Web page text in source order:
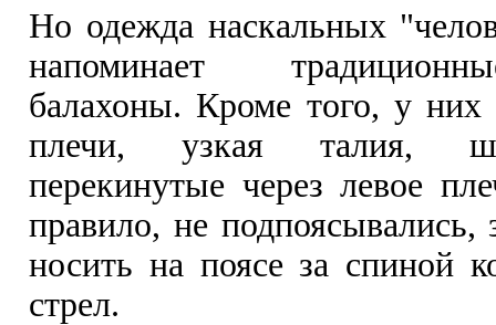
Но одежда наскальных
напоминает
балахоны. Кроме того, у
плечи, узкая талия,
перекинутые через левое
правило, не подпоясывались,
носить на поясе за спиной
стрел.